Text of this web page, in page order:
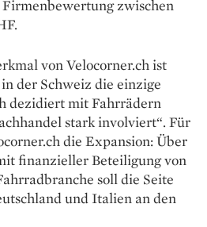
zwischen
von Velocorner.ch ist
der Schweiz die einzige
dezidiert mit Fahrrädern
stark involviert“. Für
die Expansion: Über
finanzieller Beteiligung von
soll die Seite
und Italien an den